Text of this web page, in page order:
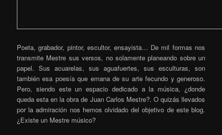
Poeta, grabador, pintor, escultor, ensayista… De mil formas nos
transmite Mestre sus versos, no solamente planeando sobre un
papel. Sus acuarelas, sus aguafuertes, sus esculturas, son
también esa poesía que emana de su arte fecundo y generoso.
Pero, siendo este un espacio dedicado a la música, ¿donde
queda esta en la obra de Juan Carlos Mestre?. O quizás llevados
por la admiración nos hemos olvidado del objetivo de este blog.
¿Existe un Mestre músico?